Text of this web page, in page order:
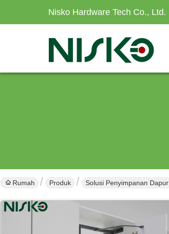
Nisko Hardware Tech Co., Ltd.
Rumah Produk Solusi Penyimpanan Dapur